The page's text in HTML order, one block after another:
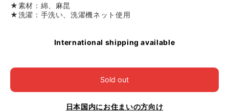
★素材：綿、麻昆
★洗濯：手洗い、洗濯機ネット使用
International shipping available
Sold out
日本国内にお住まいの方向け